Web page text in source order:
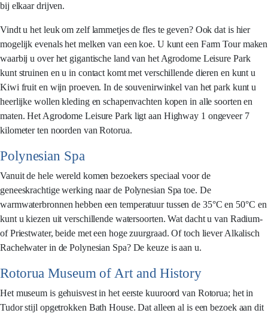
bij elkaar drijven.
Vindt u het leuk om zelf lammetjes de fles te geven? Ook dat is hier
mogelijk evenals het melken van een koe. U kunt een Farm Tour maken
waarbij u over het gigantische land van het Agrodome Leisure Park
kunt struinen en u in contact komt met verschillende dieren en kunt u
Kiwi fruit en wijn proeven. In de souvenirwinkel van het park kunt u
heerlijke wollen kleding en schapenvachten kopen in alle soorten en
maten. Het Agrodome Leisure Park ligt aan Highway 1 ongeveer 7
kilometer ten noorden van Rotorua.
Polynesian Spa
Vanuit de hele wereld komen bezoekers speciaal voor de
geneeskrachtige werking naar de Polynesian Spa toe. De
warmwaterbronnen hebben een temperatuur tussen de 35°C en 50°C en
kunt u kiezen uit verschillende watersoorten. Wat dacht u van Radium-
of Priestwater, beide met een hoge zuurgraad. Of toch liever Alkalisch
Rachelwater in de Polynesian Spa? De keuze is aan u.
Rotorua Museum of Art and History
Het museum is gehuisvest in het eerste kuuroord van Rotorua; het in
Tudor stijl opgetrokken Bath House. Dat alleen al is een bezoek aan dit